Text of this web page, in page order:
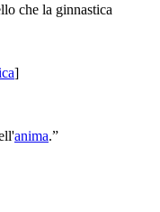
che la ginnastica
]
anima.”